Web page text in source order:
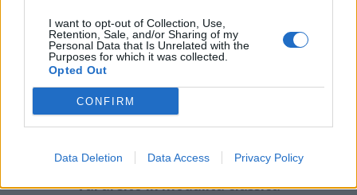
I want to opt-out of Collection, Use,
Retention, Sale, and/or Sharing of my
Personal Data that Is Unrelated with the
Purposes for which it was collected.
Opted Out
CONFIRM
Data Deletion Data Access Privacy Policy
Vai al sito in modalità classica